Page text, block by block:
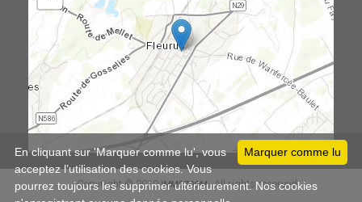
Copyright © 2019IMMOZOOMAll rights reserved
Marquer comme lu
En cliquant sur 'Marquer comme lu', vous
acceptez l’utilisation des cookies. Vous
pourrez toujours les supprimer ultérieurement. Nos cookies